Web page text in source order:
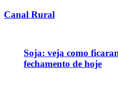
Canal Rural
Soja: veja como
fechamento de hoje